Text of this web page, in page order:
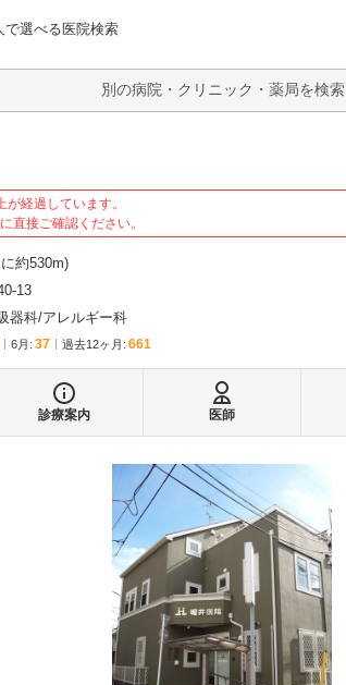
で選べる医院検索
なび
検索
経過しています。
直接ご確認ください。
約530m)
13
器科 アレルギー科
6月 : 37 過去12ヶ月: 661
診療案内 医師